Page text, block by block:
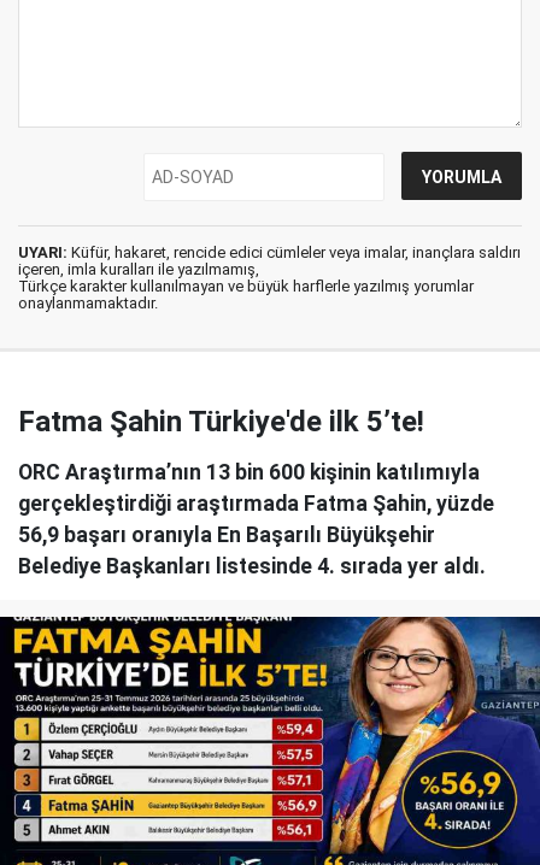
UYARI: Küfür, hakaret, rencide edici cümleler veya imalar, inançlara saldırı
içeren, imla kuralları ile yazılmamış,
Türkçe karakter kullanılmayan ve büyük harflerle yazılmış yorumlar
onaylanmamaktadır.
Fatma Şahin Türkiye'de ilk 5’te!
ORC Araştırma’nın 13 bin 600 kişinin katılımıyla
gerçekleştirdiği araştırmada Fatma Şahin, yüzde
56,9 başarı oranıyla En Başarılı Büyükşehir
Belediye Başkanları listesinde 4. sırada yer aldı.